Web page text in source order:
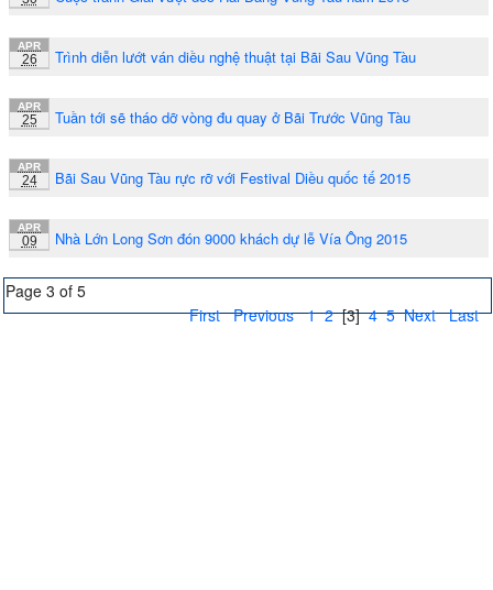
APR
26 Trình diễn lướt ván diều nghệ thuật tại Bãi Sau Vũng Tàu
APR
25 Tuần tới sẽ tháo dỡ vòng đu quay ở Bãi Trước Vũng Tàu
APR
24 Bãi Sau Vũng Tàu rực rỡ với Festival Diều quốc tế 2015
APR
09 Nhà Lớn Long Sơn đón 9000 khách dự lễ Vía Ông 2015
Page 3 of 5
First Previous 1 2 [3] 4 5 Next Last